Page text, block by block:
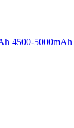
4500-5000mAh